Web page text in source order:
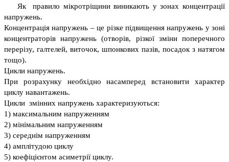
Як правило мікротріщини виникають у зонах концентрації
напружень.
Концентрація напружень – це різке підвищення напружень у зоні
концентраторів напружень (отворів, різкої зміни поперечного
перерізу, галтелей, виточок, шпонкових пазів, посадок з натягом
тощо).
Цикли напружень.
При розрахунку необхідно насамперед встановити характер
циклу навантажень.
Цикли змінних напружень характеризуються:
1) максимальним напруженням
2) мінімальним напруженням
3) середнім напруженням
4) амплітудою циклу
5) коефіцієнтом асиметрії циклу.